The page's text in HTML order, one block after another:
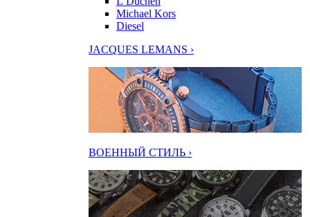
Michael Kors
Diesel
JACQUES LEMANS ›
ВОЕННЫЙ СТИЛЬ ›